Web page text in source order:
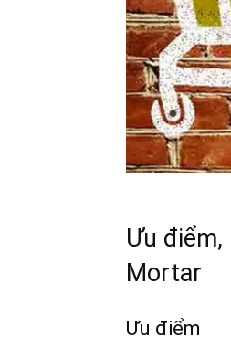
Ưu
Mortar
Ưu điểm